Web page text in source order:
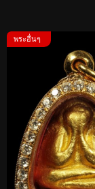
พระอื่นๆ